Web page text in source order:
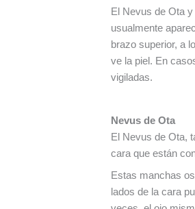
El Nevus de Ota
usualmente
brazo superior, a
ve la piel. En
vigiladas.
Nevus de Ota
El Nevus de Ota,
cara que están
Estas manchas
lados de la cara